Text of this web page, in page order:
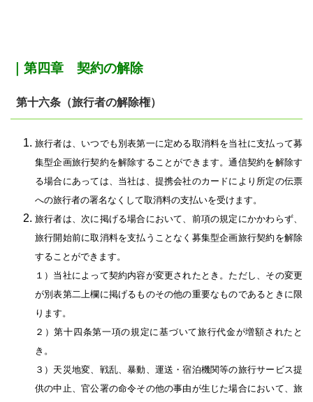
｜第四章 契約の解除
第十六条（旅行者の解除権）
旅行者は、いつでも別表第一に定める取消料を当社に支払って募
集型企画旅行契約を解除することができます。通信契約を解除す
る場合にあっては、当社は、提携会社のカードにより所定の伝票
への旅行者の署名なくして取消料の支払いを受けます。
旅行者は、次に掲げる場合において、前項の規定にかかわらず、
旅行開始前に取消料を支払うことなく募集型企画旅行契約を解除
することができます。
１）当社によって契約内容が変更されたとき。ただし、その変更
が別表第二上欄に掲げるものその他の重要なものであるときに限
ります。
２）第十四条第一項の規定に基づいて旅行代金が増額されたと
き。
３）天災地変、戦乱、暴動、運送・宿泊機関等の旅行サービス提
供の中止、官公署の命令その他の事由が生じた場合において、旅